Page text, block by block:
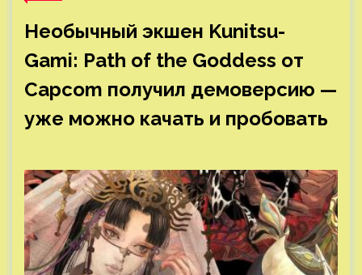
Необычный экшен Kunitsu-
Gami: Path of the Goddess от
Capcom получил демоверсию —
уже можно качать и пробовать